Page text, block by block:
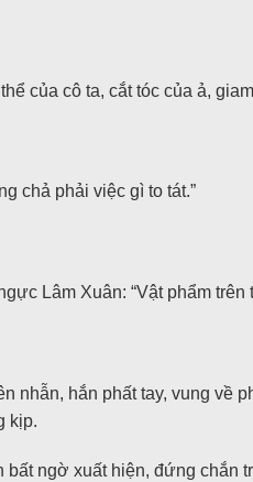
của cô ta, cắt tóc của ả,
chả phải việc gì to tát.”
Lâm Xuân: “Vật phẩm
nhẫn, hắn phất tay, vung
kịp.
ngờ xuất hiện, đứng chắn